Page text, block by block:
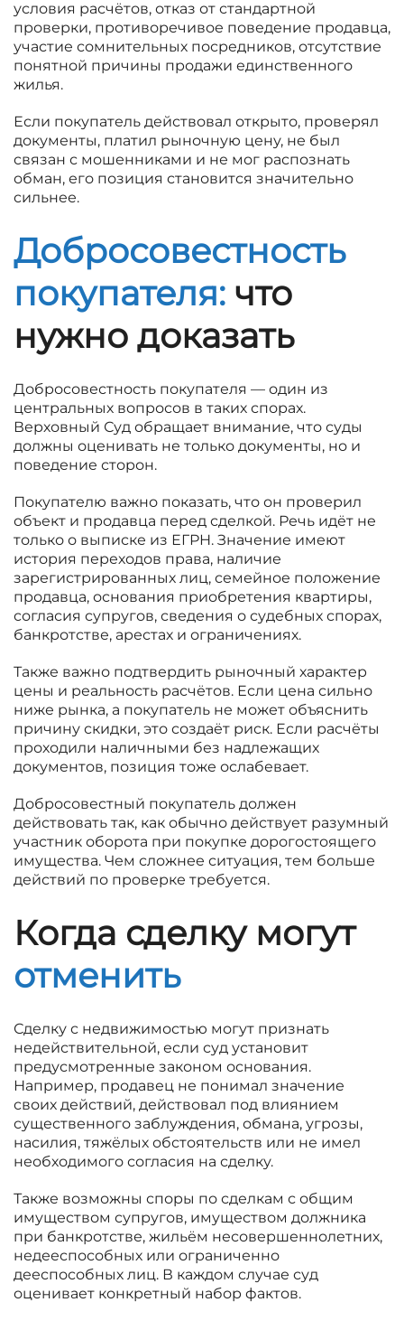
условия расчётов, отказ от стандартной
проверки, противоречивое поведение продавца,
участие сомнительных посредников, отсутствие
понятной причины продажи единственного
жилья.
Если покупатель действовал открыто, проверял
документы, платил рыночную цену, не был
связан с мошенниками и не мог распознать
обман, его позиция становится значительно
сильнее.
Добросовестность
покупателя: что
нужно доказать
Добросовестность покупателя — один из
центральных вопросов в таких спорах.
Верховный Суд обращает внимание, что суды
должны оценивать не только документы, но и
поведение сторон.
Покупателю важно показать, что он проверил
объект и продавца перед сделкой. Речь идёт не
только о выписке из ЕГРН. Значение имеют
история переходов права, наличие
зарегистрированных лиц, семейное положение
продавца, основания приобретения квартиры,
согласия супругов, сведения о судебных спорах,
банкротстве, арестах и ограничениях.
Также важно подтвердить рыночный характер
цены и реальность расчётов. Если цена сильно
ниже рынка, а покупатель не может объяснить
причину скидки, это создаёт риск. Если расчёты
проходили наличными без надлежащих
документов, позиция тоже ослабевает.
Добросовестный покупатель должен
действовать так, как обычно действует разумный
участник оборота при покупке дорогостоящего
имущества. Чем сложнее ситуация, тем больше
действий по проверке требуется.
Когда сделку могут
отменить
Сделку с недвижимостью могут признать
недействительной, если суд установит
предусмотренные законом основания.
Например, продавец не понимал значение
своих действий, действовал под влиянием
существенного заблуждения, обмана, угрозы,
насилия, тяжёлых обстоятельств или не имел
необходимого согласия на сделку.
Также возможны споры по сделкам с общим
имуществом супругов, имуществом должника
при банкротстве, жильём несовершеннолетних,
недееспособных или ограниченно
дееспособных лиц. В каждом случае суд
оценивает конкретный набор фактов.